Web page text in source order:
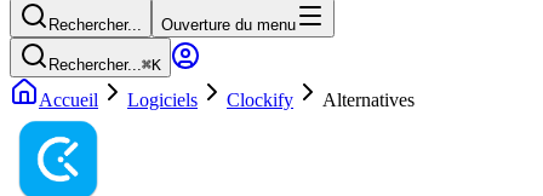
Rechercher... Ouverture du menu
Rechercher...⌘K
Accueil Logiciels Clockify Alternatives